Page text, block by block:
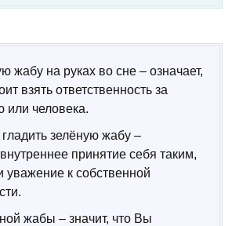
жабу на руках во сне – означает,
взять ответственность за
или человека.
зелёную жабу –
принятие себя таким,
уважение к собственной
жабы – значит, что Вы